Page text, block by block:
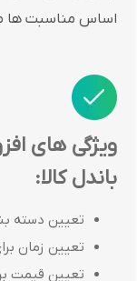
اساس مناسبت ها
ویژگی های
باندل کالا:
تعیین دسته
تعیین زمان
تعیین قیمت